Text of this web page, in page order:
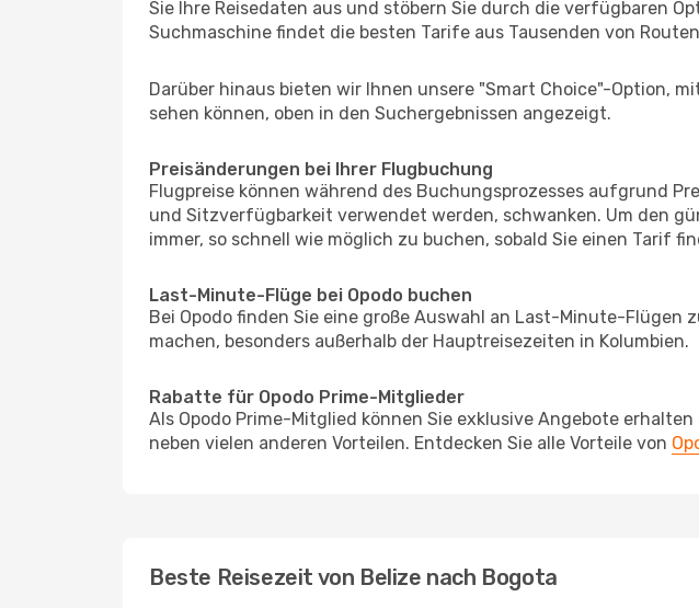
Sie Ihre Reisedaten aus und stöbern Sie durch die verfügbaren
Suchmaschine findet die besten Tarife aus Tausenden von
Darüber hinaus bieten wir Ihnen unsere "Smart Choice"-Option,
sehen können, oben in den Suchergebnissen angezeigt.
Preisänderungen bei Ihrer Flugbuchung
Flugpreise können während des Buchungsprozesses aufgrund
und Sitzverfügbarkeit verwendet werden, schwanken. Um den
immer, so schnell wie möglich zu buchen, sobald Sie einen Tarif
Last-Minute-Flüge bei Opodo buchen
Bei Opodo finden Sie eine große Auswahl an Last-Minute-
machen, besonders außerhalb der Hauptreisezeiten in Kolumbien.
Rabatte für Opodo Prime-Mitglieder
Als Opodo Prime-Mitglied können Sie exklusive Angebote
neben vielen anderen Vorteilen. Entdecken Sie alle Vorteile von
Beste Reisezeit von Belize nach Bogota